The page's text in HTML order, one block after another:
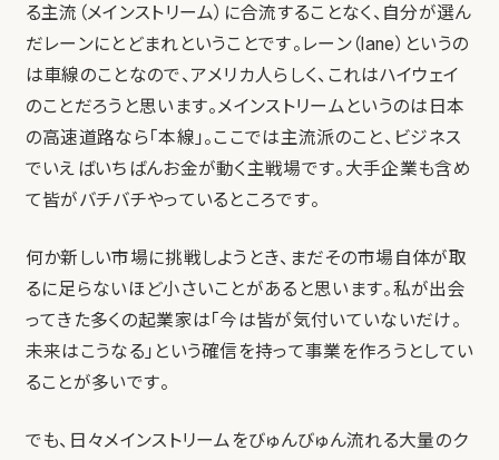
る主流（メインストリーム）に合流することなく、自分が選ん
だレーンにとどまれということです。レーン（lane）というの
は車線のことなので、アメリカ人らしく、これはハイウェイ
のことだろうと思います。メインストリームというのは日本
の高速道路なら「本線」。ここでは主流派のこと、ビジネス
でいえばいちばんお金が動く主戦場です。大手企業も含め
て皆がバチバチやっているところです。
何か新しい市場に挑戦しようとき、まだその市場自体が取
るに足らないほど小さいことがあると思います。私が出会
ってきた多くの起業家は「今は皆が気付いていないだけ。
未来はこうなる」という確信を持って事業を作ろうとしてい
ることが多いです。
でも、日々メインストリームをびゅんびゅん流れる大量のク